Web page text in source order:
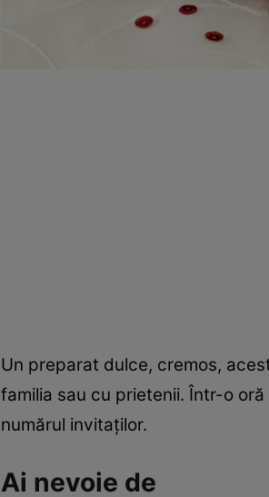
Un preparat dulce, cremos,
familia sau cu prietenii. Într-o
numărul invitaţilor.
Ai nevoie de